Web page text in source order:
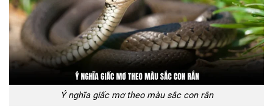
Ý nghĩa giấc mơ theo màu sắc con rắn